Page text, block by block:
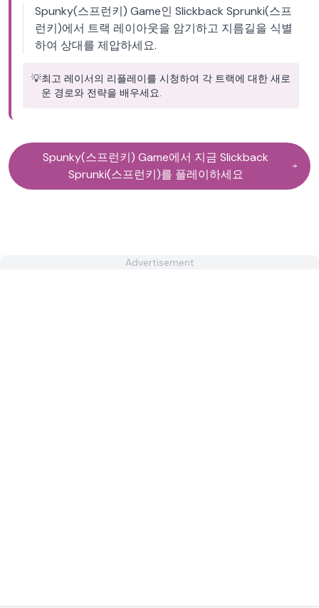
Spunky(스프런키) Game인 Slickback Sprunki(스프
런키)에서 트랙 레이아웃을 암기하고 지름길을 식별
하여 상대를 제압하세요.
💡최고 레이서의 리플레이를 시청하여 각 트랙에 대한 새로
운 경로와 전략을 배우세요.
Spunky(스프런키) Game에서 지금 Slickback
Sprunki(스프런키)를 플레이하세요
Advertisement